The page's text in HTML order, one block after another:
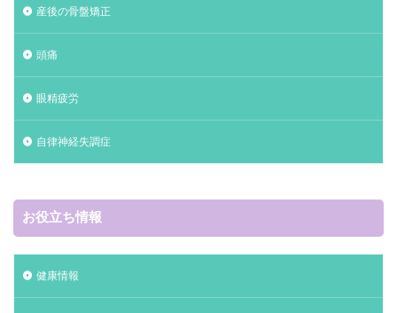
産後の骨盤矯正
頭痛
眼精疲労
自律神経失調症
お役立ち情報
健康情報